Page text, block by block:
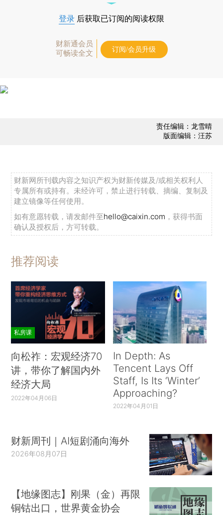
登录 后获取已订阅的阅读权限
财新通会员
可畅读全文
订阅/会员升级
责任编辑：龙雪晴
版面编辑：汪苏
财新网所刊载内容之知识产权为财新传媒及/或相关权利人
专属所有或持有。未经许可，禁止进行转载、摘编、复制及
建立镜像等任何使用。
如有意愿转载，请发邮件至hello@caixin.com ，获得书面
确认及授权后，方可转载。
推荐阅读
私房课
向松祚：宏观经济70
讲，带你了解国内外
经济大局
2022年04月06日
In Depth: As
Tencent Lays Off
Staff, Is Its ‘Winter’
Approaching?
2022年04月01日
财新周刊｜AI短剧涌向海外
2026年08月07日
【地缘图志】刚果（金）再限
铜钴出口，世界黄金协会